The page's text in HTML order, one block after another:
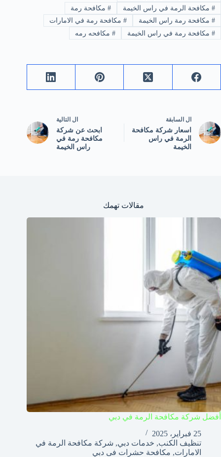
#مكافحة الرمة في راس الخيمة #مكافحة رمة
#مكافحة رمة راس الخيمة #مكافحة رمة في الامارات
#مكافحة رمة في راس الخيمة #مكافحه رمه
ال السابقة
اسعار شركة مكافحة
الرمة في راس
الخيمة
ال التالية
ابحث عن شركة
مكافحة رمة في
راس الخيمة
مقالات تهمك
أفضل شركة مكافحة الرمة في دبي
25 فبراير، 2025
تنظيف الكنب, خدمات دبي, شركة مكافحة الرمة في
الامارات, مكافحة حشرات فى دبي